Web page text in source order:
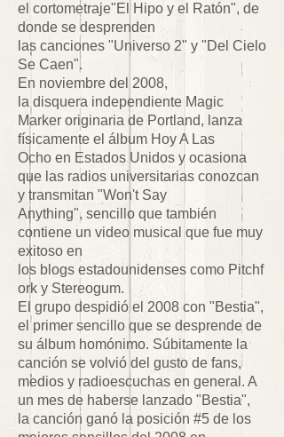
el cortometraje"El Hipo y el Ratón", de
donde se desprenden
las canciones "Universo 2" y "Del Cielo
Se Caen".
En noviembre del 2008,
la disquera independiente Magic
Marker originaria de Portland, lanza
físicamente el álbum Hoy A Las
Ocho en Estados Unidos y ocasiona
que las radios universitarias conozcan
y transmitan "Won't Say
Anything", sencillo que también
contiene un video musical que fue muy
exitoso en
los blogs estadounidenses como Pitchf
ork y Stereogum.
El grupo despidió el 2008 con "Bestia",
el primer sencillo que se desprende de
su álbum homónimo. Súbitamente la
canción se volvió del gusto de fans,
medios y radioescuchas en general. A
un mes de haberse lanzado "Bestia",
la canción ganó la posición #5 de los